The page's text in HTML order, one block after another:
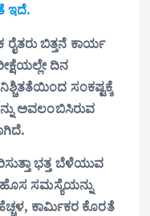
ಇದೆ.
ಬಿತ್ತನೆ ಕಾರ್ಯ
ದಿನ
ಸಂಕಷ್ಟಕ್ಕೆ
ಅವಲಂಬಿಸಿರುವ
ಭತ್ತ ಬೆಳೆಯುವ
ಸಮಸ್ಯೆಯನ್ನು
ಕಾರ್ಮಿಕರ ಕೊರತೆ